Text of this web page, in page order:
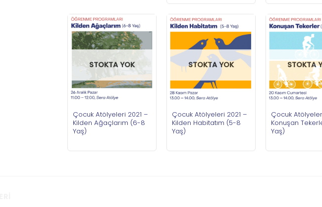
STOKTA YOK
Çocuk Atölyeleri 2021 –
Kilden Ağaçlarım (6-8
Yaş)
STOKTA YOK
Çocuk Atölyeleri 2021 –
Kilden Habitatım (5-8
Yaş)
STOKTA
Çocuk
Konuşan
Yaş)